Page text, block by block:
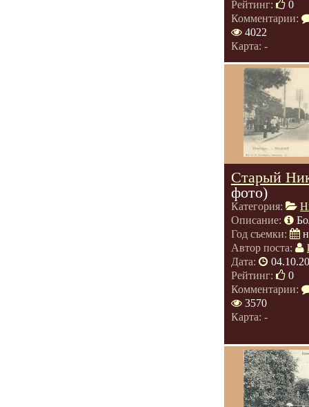
Рейтинг:
0
Комментарии:
4022
Карта: -
Старый
фото)
Категория:
Описание:
Год съемки:
Автор поста:
Дата:
Рейтинг:
0
Комментарии:
3570
Карта: -